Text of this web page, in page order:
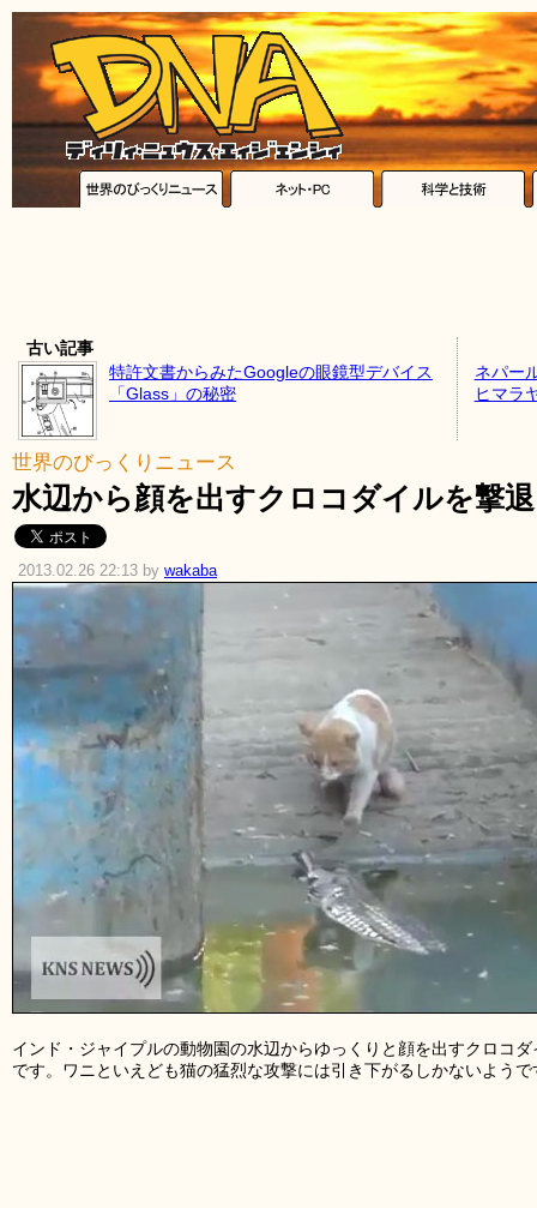
古い記事
特許文書からみたGoogleの眼鏡型デバイス
「Glass」の秘密
ネパー
ヒマラ
世界のびっくりニュース
水辺から顔を出すクロコダイルを撃
2013.02.26 22:13 by wakaba
インド・ジャイプルの動物園の水辺からゆっくりと顔を出すクロコ
です。ワニといえども猫の猛烈な攻撃には引き下がるしかないようで